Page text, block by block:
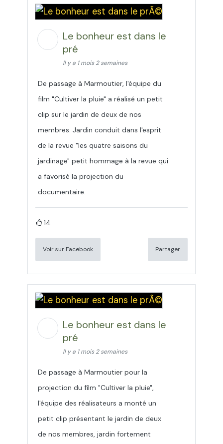
Le bonheur est dans le
pré
Il y a 1 mois 2 semaines
De passage à Marmoutier, l'équipe du
film "Cultiver la pluie" a réalisé un petit
clip sur le jardin de deux de nos
membres. Jardin conduit dans l'esprit
de la revue "les quatre saisons du
jardinage" petit hommage à la revue qui
a favorisé la projection du
documentaire.
14
Voir sur Facebook Partager
Le bonheur est dans le
pré
Il y a 1 mois 2 semaines
De passage à Marmoutier pour la
projection du film "Cultiver la pluie",
l'équipe des réalisateurs a monté un
petit clip présentant le jardin de deux
de nos membres, jardin fortement